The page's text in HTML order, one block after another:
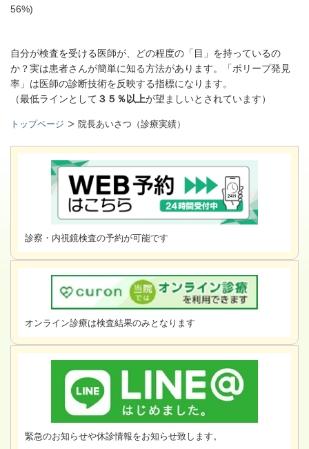
56%)
自分が検査を受ける医師が、どの程度の「目」を持っているの
か？実は患者さんが簡単に知る方法があります。「ポリープ発見
率」は医師の診断技術を反映する指標になります。
（最低ラインとして ３５％以上が望ましいとされています）
トップページ 院長あいさつ（診療実績）
診察・内視鏡検査の予約が可能です
オンライン診療は検査結果のみとなります
緊急のお知らせや休診情報をお知らせ致します。